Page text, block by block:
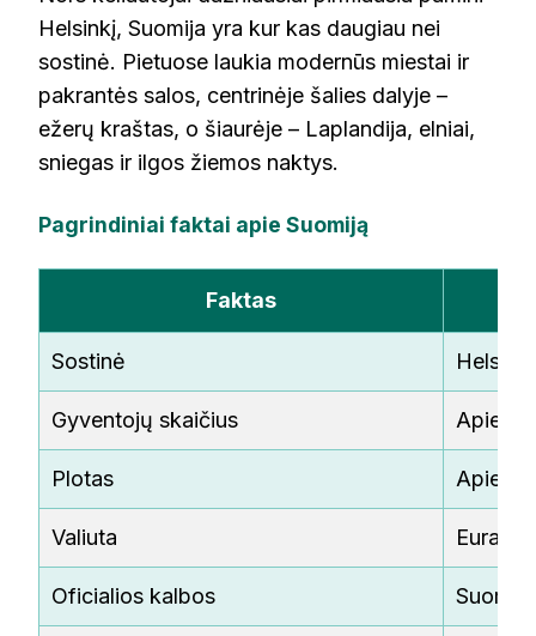
Helsinkį, Suomija yra kur kas daugiau nei
sostinė. Pietuose laukia modernūs miestai ir
pakrantės salos, centrinėje šalies dalyje –
ežerų kraštas, o šiaurėje – Laplandija, elniai,
sniegas ir ilgos žiemos naktys.
Pagrindiniai faktai apie Suomiją
Faktas
Sostinė
Gyventojų skaičius Apie
Plotas Apie
Valiuta Euras
Oficialios kalbos